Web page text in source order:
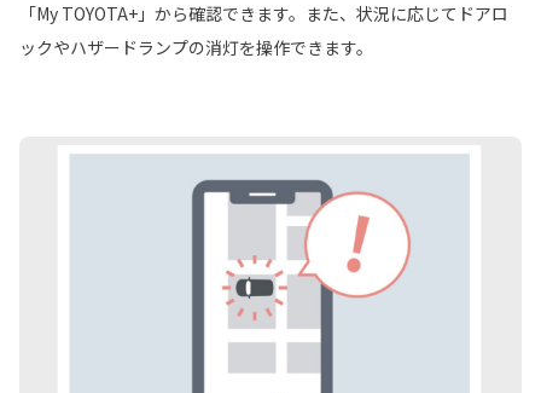
「My TOYOTA+」から確認できます。また、状況に応じてドアロ
ックやハザードランプの消灯を操作できます。